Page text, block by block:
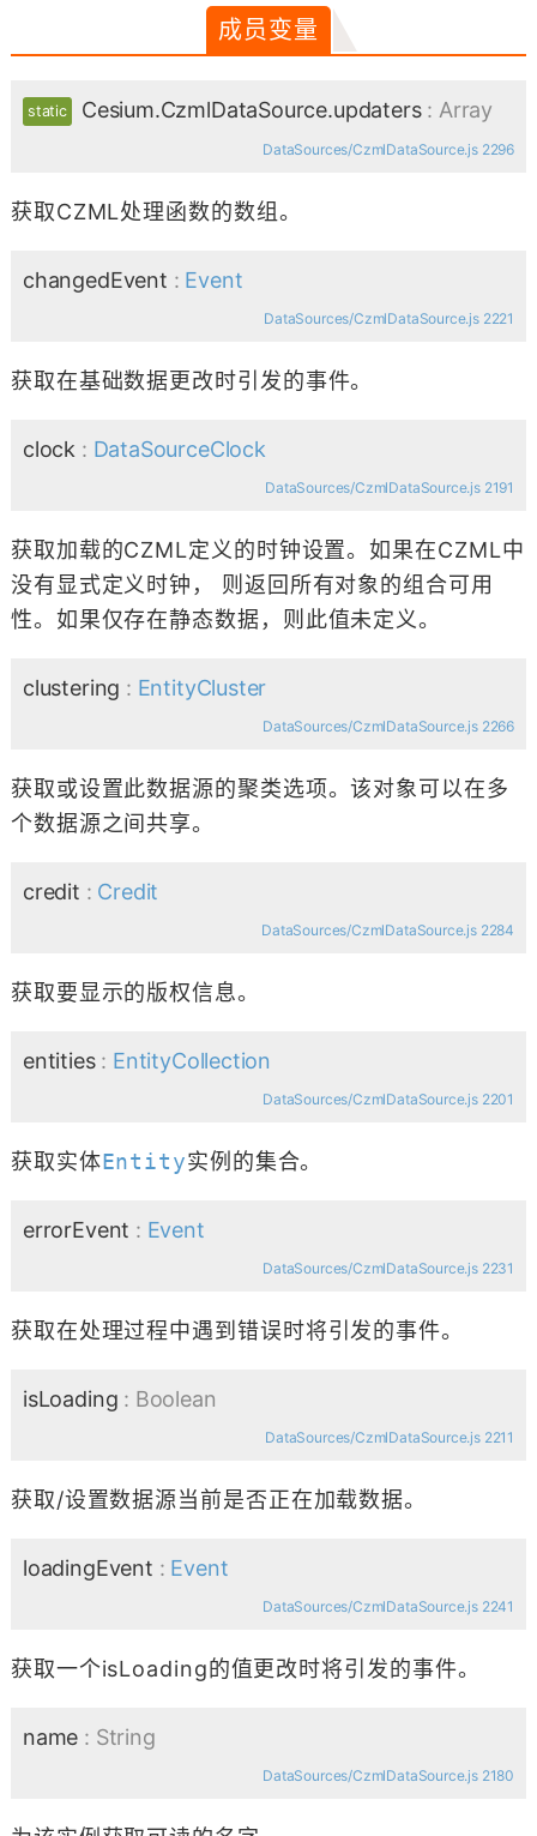
成员变量
static Cesium.CzmlDataSource.updaters: Array
DataSources/CzmlDataSource.js 2296
获取CZML处理函数的数组。
changedEvent : Event
DataSources/CzmlDataSource.js 2221
获取在基础数据更改时引发的事件。
clock : DataSourceClock
DataSources/CzmlDataSource.js 2191
获取加载的CZML定义的时钟设置。如果在CZML中
没有显式定义时钟， 则返回所有对象的组合可用
性。如果仅存在静态数据，则此值未定义。
clustering : EntityCluster
DataSources/CzmlDataSource.js 2266
获取或设置此数据源的聚类选项。该对象可以在多
个数据源之间共享。
credit : Credit
DataSources/CzmlDataSource.js 2284
获取要显示的版权信息。
entities: EntityCollection
DataSources/CzmlDataSource.js 2201
获取实体Entity实例的集合。
errorEvent : Event
DataSources/CzmlDataSource.js 2231
获取在处理过程中遇到错误时将引发的事件。
isLoading : Boolean
DataSources/CzmlDataSource.js 2211
获取/设置数据源当前是否正在加载数据。
loadingEvent : Event
DataSources/CzmlDataSource.js 2241
获取一个isLoading的值更改时将引发的事件。
name : String
DataSources/CzmlDataSource.js 2180